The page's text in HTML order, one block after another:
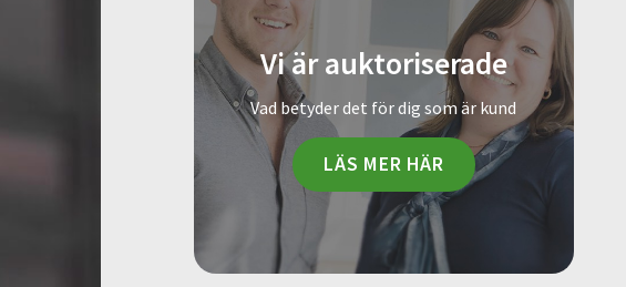
Vi är auktoriserade
Vad betyder det för dig som är kund
LÄS MER HÄR